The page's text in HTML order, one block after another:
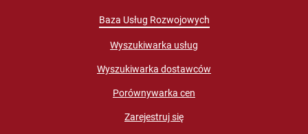
Baza Usług Rozwojowych
Wyszukiwarka usług
Wyszukiwarka dostawców
Porównywarka cen
Zarejestruj się